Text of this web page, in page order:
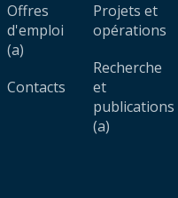
Offres
d'emploi
(a)
Contacts
Projets et
opérations
Recherche
et
publications
(a)